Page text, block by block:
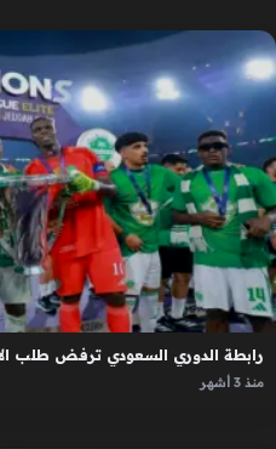
رابطة الدوري السعودي ترفض طلب
منذ 3 أشهر